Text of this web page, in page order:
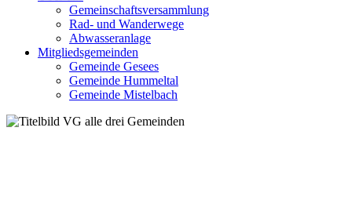
Gemeinschaftsversammlung
Rad- und Wanderwege
Abwasseranlage
Mitgliedsgemeinden
Gemeinde Gesees
Gemeinde Hummeltal
Gemeinde Mistelbach